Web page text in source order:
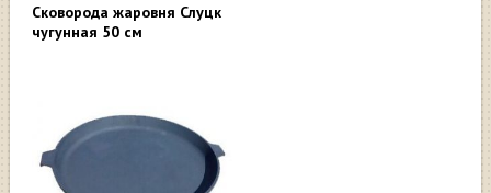
Сковорода жаровня Слуцк
чугунная 50 см